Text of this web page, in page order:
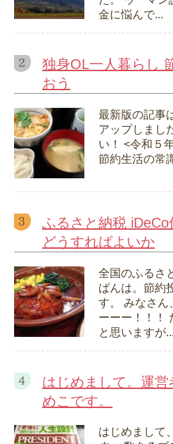
金に悩んで...
独身OL一人暮らし
おう
最新版の記事
アップしまし
い！ <令和５
節約生活の常
ふるさと納税
どうすればよいか
全国のふるさ
ばんは。節約
す。 みなさん
ーーー！！！
と思いますが...
はじめまして。運営
めこです。
はじめまして